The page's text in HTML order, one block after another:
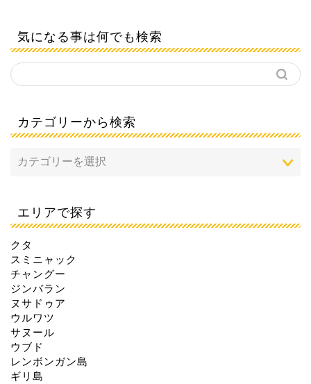
気になる事は何でも検索
カテゴリーから検索
エリアで探す
クタ
スミニャック
チャングー
ジンバラン
ヌサドゥア
ウルワツ
サヌール
ウブド
レンボンガン島
ギリ島